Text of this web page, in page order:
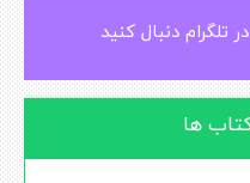
تلگرام دنبال کنید
ها